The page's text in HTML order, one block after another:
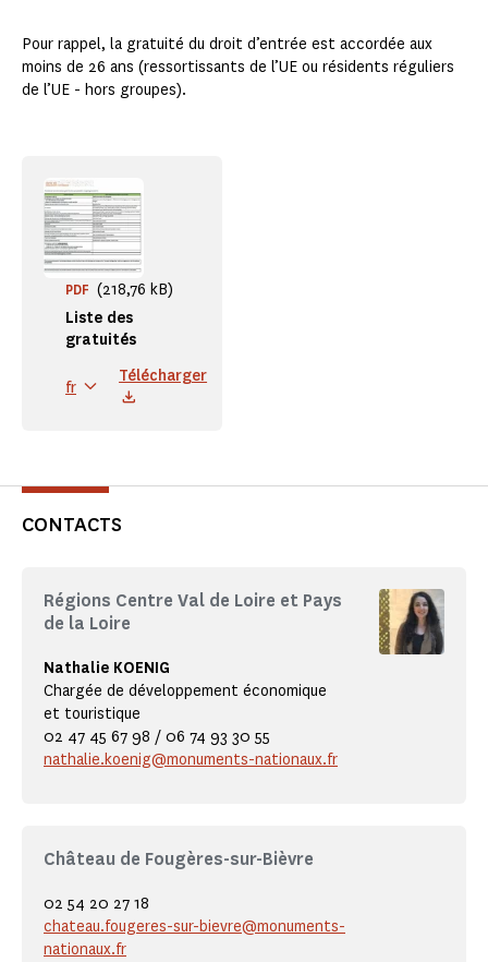
Pour rappel, la gratuité du droit d’entrée est accordée aux
moins de 26 ans (ressortissants de l’UE ou résidents réguliers
de l’UE - hors groupes).
Liste des
gratuités
PDF (218,76 kB)
fr
Télécharger
CONTACTS
Régions Centre Val de Loire et Pays
de la Loire
Nathalie KOENIG
Chargée de développement économique
et touristique
02 47 45 67 98 / 06 74 93 30 55
nathalie.koenig@monuments-nationaux.fr
Château de Fougères-sur-Bièvre
02 54 20 27 18
chateau.fougeres-sur-bievre@monuments-
nationaux.fr